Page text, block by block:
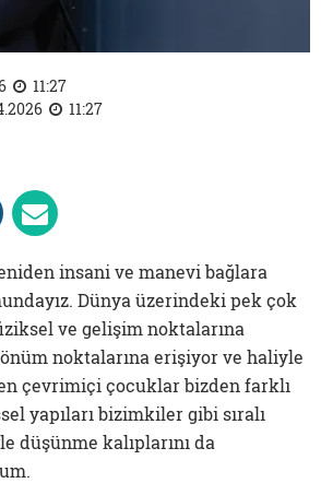
11:27
11:27
insani ve manevi bağlara
Dünya üzerindeki pek çok
ve gelişim noktalarına
noktalarına erişiyor ve haliyle
çevrimiçi çocuklar bizden farklı
yapıları bizimkiler gibi sıralı
düşünme kalıplarını da